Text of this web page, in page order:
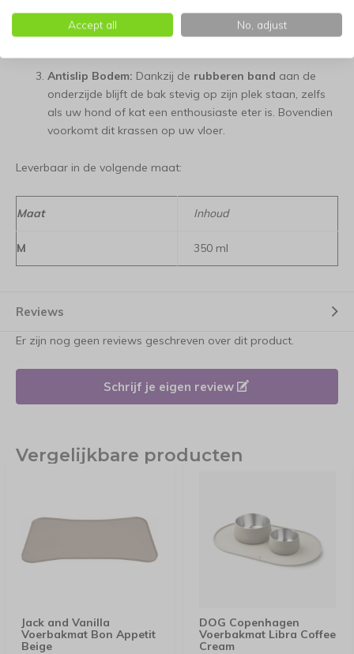
houder als de roestvrijstalen binnenbak kunnen na
gebruik gewoon in de vaatwasser.
Antislip Bodem: Dankzij de rubberen band aan de
onderzijde blijft de bak stevig op zijn plek staan, zelfs
als uw hond of kat een enthousiaste eter is. Bovendien
voorkomt dit krassen op uw vloer.
Leverbaar in de volgende maat:
Maat Inhoud
M 350 ml
Reviews
Er zijn nog geen reviews geschreven over dit product.
Schrijf je eigen review
Vergelijkbare producten
Jack and Vanilla
Voerbakmat Bon Appetit
Beige
DOG Copenhagen
Voerbakmat Libra Coffee
Cream
Accept all No, adjust